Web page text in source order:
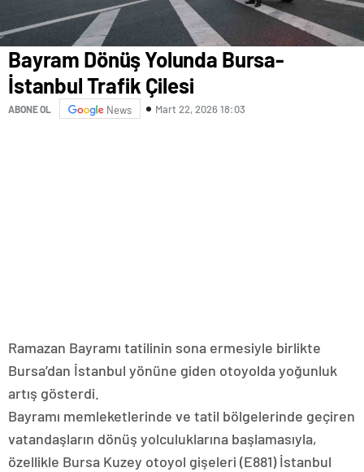
Bayram Dönüş Yolunda Bursa-
İstanbul Trafik Çilesi
ABONE OL News Mart 22, 2026 18:03
Ramazan Bayramı tatilinin sona ermesiyle birlikte
Bursa’dan İstanbul yönüne giden otoyolda yoğunluk
artış gösterdi.
Bayramı memleketlerinde ve tatil bölgelerinde geçiren
vatandaşların dönüş yolculuklarına başlamasıyla,
özellikle Bursa Kuzey otoyol gişeleri (E881) İstanbul